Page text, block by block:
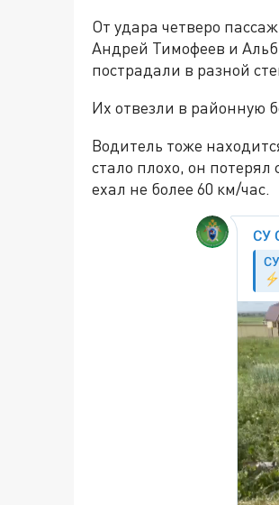
От удара четверо
Андрей Тимофеев и
пострадали в разной
Их отвезли в районную
Водитель тоже
стало плохо, он
ехал не более 60 км/час.